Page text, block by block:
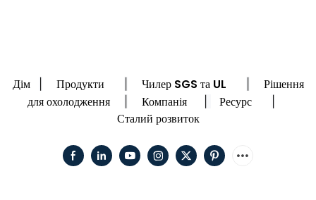
Дім Продукти Чилер SGS та UL
Рішення
для охолодження
Компанія Ресурс
Сталий розвиток